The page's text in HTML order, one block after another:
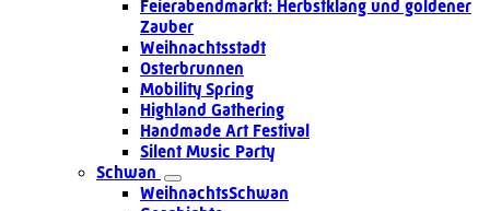
Feierabendmarkt: Herbstklang und goldener
Zauber
Weihnachtsstadt
Osterbrunnen
Mobility Spring
Highland Gathering
Handmade Art Festival
Silent Music Party
Schwan
WeihnachtsSchwan